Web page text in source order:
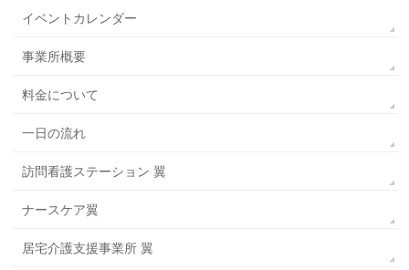
イベントカレンダー
事業所概要
料金について
一日の流れ
訪問看護ステーション 翼
ナースケア翼
居宅介護支援事業所 翼